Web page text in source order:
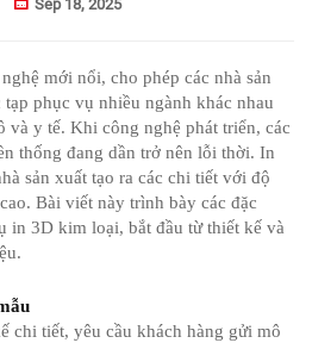
Sep 18, 2025
mới nổi, cho phép các nhà sản
phục vụ nhiều ngành khác nhau
và y tế. Khi công nghệ phát triển, các
thống đang dần trở nên lỗi thời. In
sản xuất tạo ra các chi tiết với độ
Bài viết này trình bày các đặc
in 3D kim loại, bắt đầu từ thiết kế và
chi tiết, yêu cầu khách hàng gửi mô